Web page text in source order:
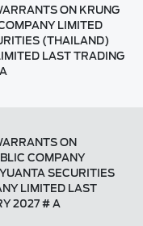
ON KRUNG
LIMITED
(THAILAND)
LAST TRADING
ON
COMPANY
SECURITIES
LIMITED LAST
2027 # A